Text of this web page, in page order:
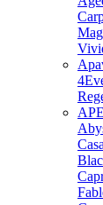
APE